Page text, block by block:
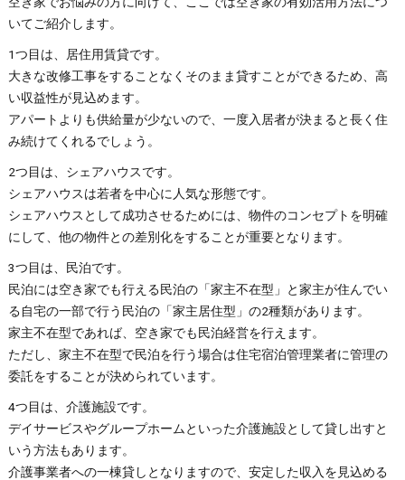
いてご紹介します。
1つ目は、居住用賃貸です。
大きな改修工事をすることなくそのまま貸すことができるため、高
い収益性が見込めます。
アパートよりも供給量が少ないので、一度入居者が決まると長く住
み続けてくれるでしょう。
2つ目は、シェアハウスです。
シェアハウスは若者を中心に人気な形態です。
シェアハウスとして成功させるためには、物件のコンセプトを明確
にして、他の物件との差別化をすることが重要となります。
3つ目は、民泊です。
民泊には空き家でも行える民泊の「家主不在型」と家主が住んでい
る自宅の一部で行う民泊の「家主居住型」の2種類があります。
家主不在型であれば、空き家でも民泊経営を行えます。
ただし、家主不在型で民泊を行う場合は住宅宿泊管理業者に管理の
委託をすることが決められています。
4つ目は、介護施設です。
デイサービスやグループホームといった介護施設として貸し出すと
いう方法もあります。
介護事業者への一棟貸しとなりますので、安定した収入を見込める